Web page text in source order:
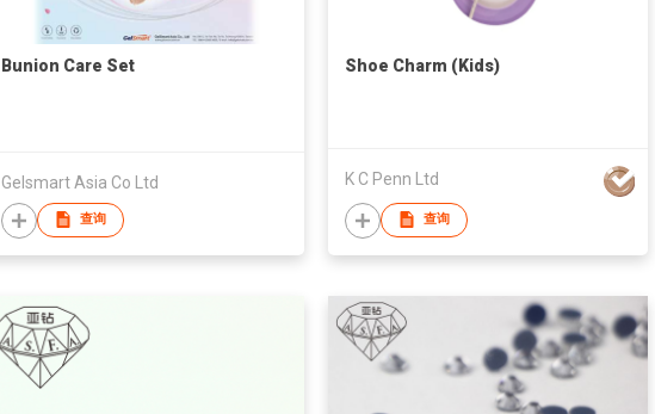
Bunion Care Set
Gelsmart Asia Co Ltd
查询
Shoe Charm (Kids)
K C Penn Ltd
查询